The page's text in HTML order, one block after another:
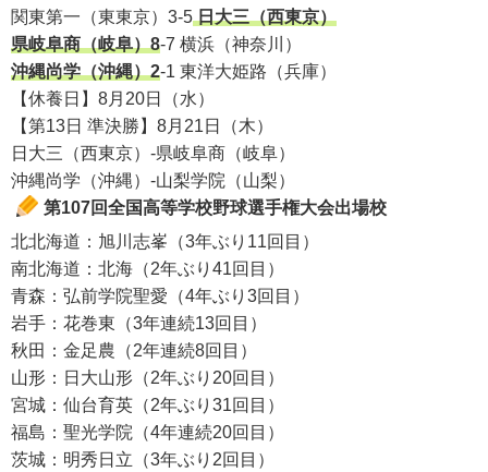
関東第一（東東京）3-5日大三（西東京）
県岐阜商（岐阜）8-7 横浜（神奈川）
沖縄尚学（沖縄）2-1 東洋大姫路（兵庫）
【休養日】8月20日（水）
【第13日 準決勝】8月21日（木）
日大三（西東京）-県岐阜商（岐阜）
沖縄尚学（沖縄）-山梨学院（山梨）
第107回全国高等学校野球選手権大会出場校
北北海道：旭川志峯（3年ぶり11回目）
南北海道：北海（2年ぶり41回目）
青森：弘前学院聖愛（4年ぶり3回目）
岩手：花巻東（3年連続13回目）
秋田：金足農（2年連続8回目）
山形：日大山形（2年ぶり20回目）
宮城：仙台育英（2年ぶり31回目）
福島：聖光学院（4年連続20回目）
茨城：明秀日立（3年ぶり2回目）